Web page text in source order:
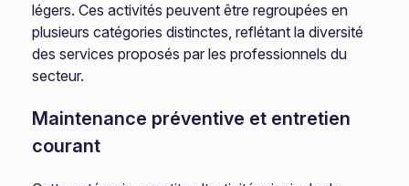
légers. Ces activités peuvent être regroupées en
plusieurs catégories distinctes, reflétant la diversité
des services proposés par les professionnels du
secteur.
Maintenance préventive et entretien
courant